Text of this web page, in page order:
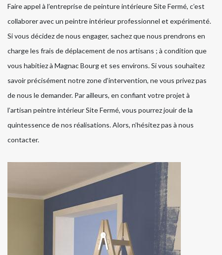
Faire appel à l’entreprise de peinture intérieure Site Fermé, c’est
collaborer avec un peintre intérieur professionnel et expérimenté.
Si vous décidez de nous engager, sachez que nous prendrons en
charge les frais de déplacement de nos artisans ; à condition que
vous habitiez à Magnac Bourg et ses environs. Si vous souhaitez
savoir précisément notre zone d’intervention, ne vous privez pas
de nous le demander. Par ailleurs, en confiant votre projet à
l’artisan peintre intérieur Site Fermé, vous pourrez jouir de la
quintessence de nos réalisations. Alors, n’hésitez pas à nous
contacter.